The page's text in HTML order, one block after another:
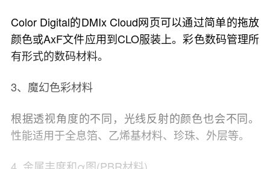
Color Digital的DMIx Cloud网页可以通过简单的拖放
颜色或AxF文件应用到CLO服装上。彩色数码管理所
有形式的数码材料。
3、魔幻色彩材料
根据透视角度的不同，光线反射的颜色也会不同。
性能适用于全息箔、乙烯基材料、珍珠、外层等。